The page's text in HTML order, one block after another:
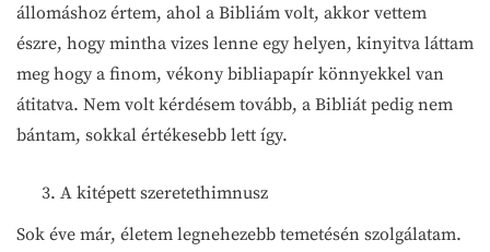
állomáshoz értem, ahol a Bibliám volt, akkor vettem
észre, hogy mintha vizes lenne egy helyen, kinyitva láttam
meg hogy a finom, vékony bibliapapír könnyekkel van
átitatva. Nem volt kérdésem tovább, a Bibliát pedig nem
bántam, sokkal értékesebb lett így.
A kitépett szeretethimnusz
Sok éve már, életem legnehezebb temetésén szolgálatam.